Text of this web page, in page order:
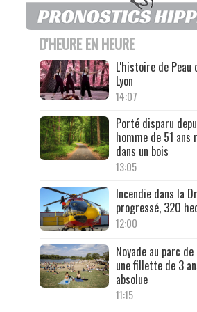
D'HEURE EN HEURE
L'histoire de Peau
Lyon
14:07
Porté disparu
homme de 51
dans un bois
13:05
Incendie dans la
progressé, 320
12:00
Noyade au parc
une fillette de 3
absolue
11:15